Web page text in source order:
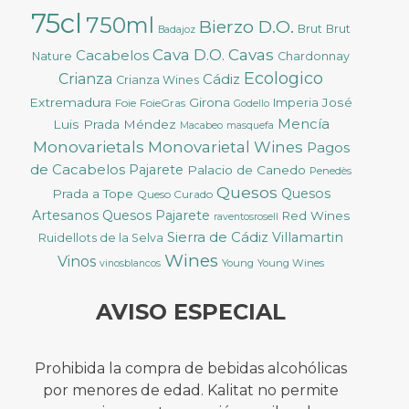
75cl 750ml Badajoz Bierzo D.O. Brut Brut
Nature Cacabelos Cava D.O. Cavas Chardonnay
Crianza Crianza Wines Cádiz Ecologico
Extremadura Foie FoieGras Girona Godello Imperia José
Luis Prada Méndez Macabeo masquefa Mencía
Monovarietals Monovarietal Wines Pagos
de Cacabelos Pajarete Palacio de Canedo Penedès
Prada a Tope Queso Curado Quesos Quesos
Artesanos Quesos Pajarete raventosrosell Red Wines
Ruidellots de la Selva Sierra de Cádiz Villamartin
Vinos vinosblancos Wines Young Young Wines
AVISO ESPECIAL
Prohibida la compra de bebidas alcohólicas
por menores de edad. Kalitat no permite